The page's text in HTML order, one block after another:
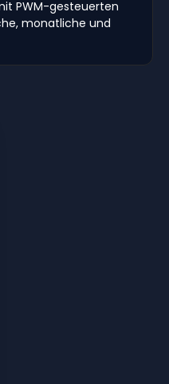
PWM-gesteuerten
monatliche und